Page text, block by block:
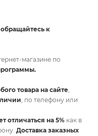
обращайтесь к
магазине по
товара на сайте,
, по телефону или
отличаться на 5% как в
Доставка заказных